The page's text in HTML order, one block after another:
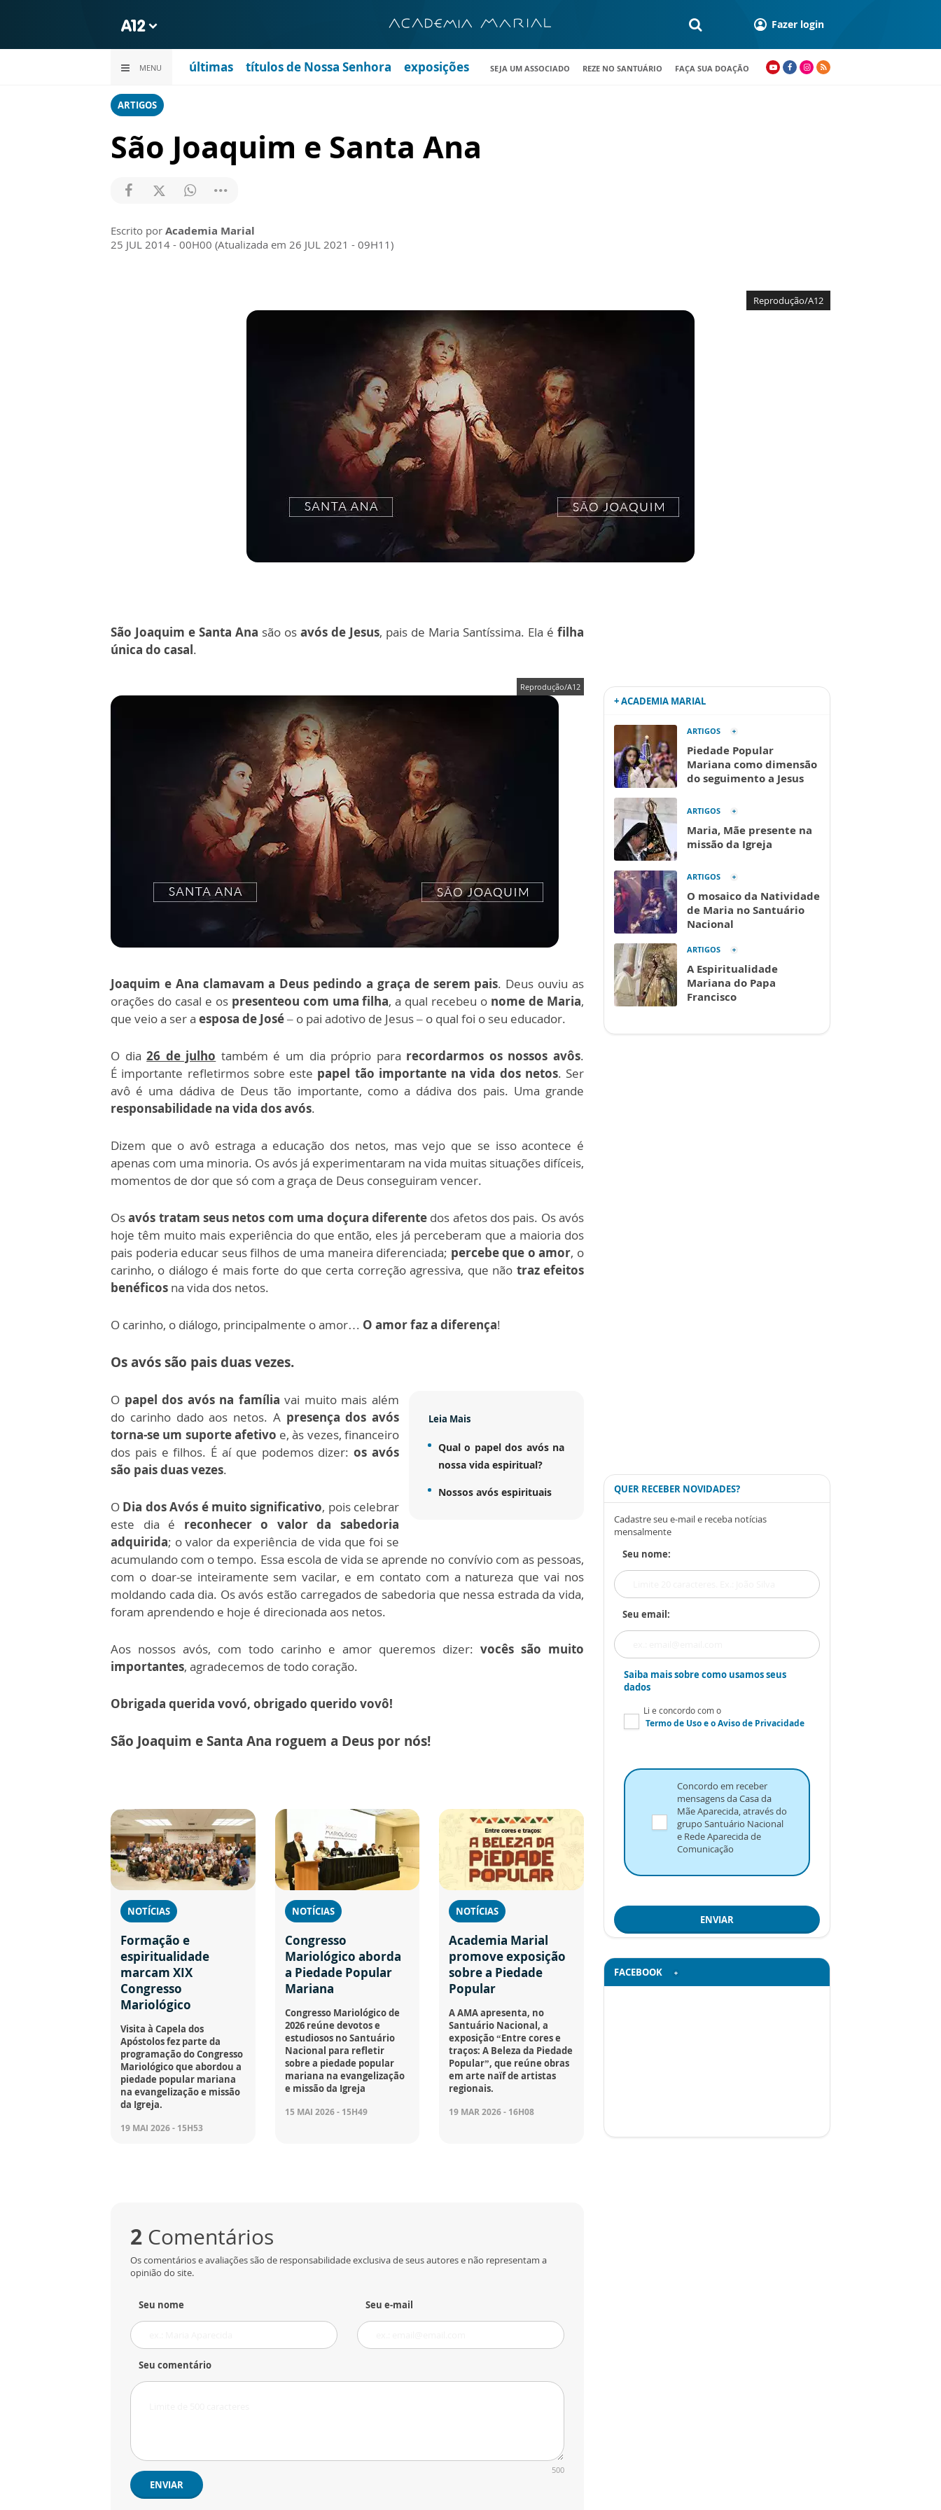
Fazer login
MENU últimas títulos de Nossa Senhora exposições SEJA UM ASSOCIADO REZE NO SANTUÁRIO FAÇA SUA DOAÇÃO
ARTIGOS
São Joaquim e Santa Ana
Escrito por Academia Marial
25 JUL 2014 - 00H00 (Atualizada em 26 JUL 2021 - 09H11)
Reprodução/A12
São Joaquim e Santa Ana são os avós de Jesus, pais de Maria Santíssima. Ela é filha
única do casal.
Reprodução/A12
Joaquim e Ana clamavam a Deus pedindo a graça de serem pais. Deus ouviu as
orações do casal e os presenteou com uma filha, a qual recebeu o nome de Maria,
que veio a ser a esposa de José– o pai adotivo de Jesus – o qual foi o seu educador.
O dia26 de julho também é um dia próprio para recordarmos os nossos avôs.
É importante refletirmos sobre este papel tão importante na vida dos netos. Ser
avô é uma dádiva de Deus tão importante, como a dádiva dos pais. Uma grande
responsabilidade na vida dos avós.
Dizem que o avô estraga a educação dos netos, mas vejo que se isso acontece é
apenas com uma minoria. Os avós já experimentaram na vida muitas situações difíceis,
momentos de dor que só com a graça de Deus conseguiram vencer.
Osavós tratam seus netos com uma doçura diferentedos afetos dos pais. Os avós
hoje têm muito mais experiência do que então, eles já perceberam que a maioria dos
pais poderia educar seus filhos de uma maneira diferenciada; percebe que o amor, o
carinho, o diálogo é mais forte do que certa correção agressiva, que não traz efeitos
benéficos na vida dos netos.
O carinho, o diálogo, principalmente o amor… O amor faz a diferença!
Os avós são pais duas vezes.
Leia Mais
Qual o papel dos avós na
nossa vida espiritual?
Nossos avós espirituais
O papel dos avós na famíliavai muito mais além
do carinho dado aos netos. Apresença dos avós
torna-se um suporte afetivo e, às vezes, financeiro
dos pais e filhos. É aí que podemos dizer:os avós
são pais duas vezes.
O Dia dos Avós é muito significativo, pois celebrar
este dia é reconhecer o valor da sabedoria
adquirida; o valor da experiência de vida que foi se
acumulando com o tempo. Essa escola de vida se aprende no convívio com as pessoas,
com o doar-se inteiramente sem vacilar, e em contato com a natureza que vai nos
moldando cada dia. Os avós estão carregados de sabedoria que nessa estrada da vida,
foram aprendendo e hoje é direcionada aos netos.
Aos nossos avós, com todo carinho e amor queremos dizer: vocês são muito
importantes, agradecemos de todo coração.
Obrigada querida vovó, obrigado querido vovô!
São Joaquim e Santa Ana roguem a Deus por nós!
NOTÍCIAS
Formação e
espiritualidade
marcam XIX
Congresso
Mariológico
Visita à Capela dos
Apóstolos fez parte da
programação do Congresso
Mariológico que abordou a
piedade popular mariana
na evangelização e missão
da Igreja.
19 MAI 2026 - 15H53
NOTÍCIAS
Congresso
Mariológico aborda
a Piedade Popular
Mariana
Congresso Mariológico de
2026 reúne devotos e
estudiosos no Santuário
Nacional para refletir
sobre a piedade popular
mariana na evangelização
e missão da Igreja
15 MAI 2026 - 15H49
NOTÍCIAS
Academia Marial
promove exposição
sobre a Piedade
Popular
A AMA apresenta, no
Santuário Nacional, a
exposição “Entre cores e
traços: A Beleza da Piedade
Popular”, que reúne obras
em arte naïf de artistas
regionais.
19 MAR 2026 - 16H08
2 Comentários
Os comentários e avaliações são de responsabilidade exclusiva de seus autores e não representam a
opinião do site.
Seu nome Seu e-mail
Seu comentário
500
ENVIAR
+ ACADEMIA MARIAL
ARTIGOS
Piedade Popular
Mariana como dimensão
do seguimento a Jesus
ARTIGOS
Maria, Mãe presente na
missão da Igreja
ARTIGOS
O mosaico da Natividade
de Maria no Santuário
Nacional
ARTIGOS
A Espiritualidade
Mariana do Papa
Francisco
QUER RECEBER NOVIDADES?
Cadastre seu e-mail e receba notícias
mensalmente
Seu nome:
Seu email:
Saiba mais sobre como usamos seus
dados
Li e concordo com o
Termo de Usoe oAviso de Privacidade
Concordo em receber
mensagens da Casa da
Mãe Aparecida, através do
grupo Santuário Nacional
e Rede Aparecida de
Comunicação
ENVIAR
FACEBOOK